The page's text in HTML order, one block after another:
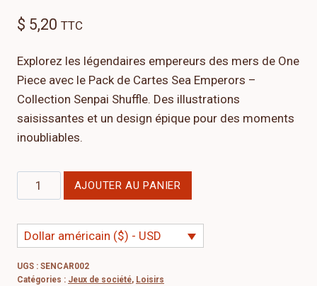
$ 5,20 TTC
Explorez les légendaires empereurs des mers de One
Piece avec le Pack de Cartes Sea Emperors –
Collection Senpai Shuffle. Des illustrations
saisissantes et un design épique pour des moments
inoubliables.
quantité
de
de
Sea
AJOUTER AU PANIER
Dollar américain ($) - USD
UGS : SENCAR002
Catégories : Jeux de société, Loisirs